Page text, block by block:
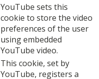
YouTube sets this
cookie to store the video
preferences of the user
using embedded
YouTube video.
This cookie, set by
YouTube, registers a